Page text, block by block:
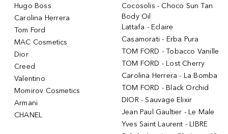
Hugo Boss
Carolina Herrera
Tom Ford
MAC Cosmetics
Dior
Creed
Valentino
Momirov Cosmetics
Armani
CHANEL
Cocosolis - Choco Sun Tan
Body Oil
Lattafa - Eclaire
Casamorati - Erba Pura
TOM FORD - Tobacco Vanille
TOM FORD - Lost Cherry
Carolina Herrera - La Bomba
TOM FORD - Black Orchid
DIOR - Sauvage Elixir
Jean Paul Gaultier - Le Male
Yves Saint Laurent - LIBRE